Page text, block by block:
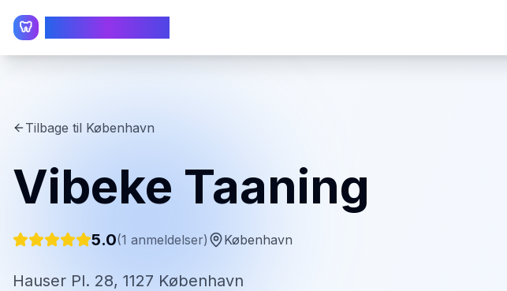
🦷
Tilbage til København
Vibeke Taaning
5.0(1 anmeldelser) København
Hauser Pl. 28, 1127 København